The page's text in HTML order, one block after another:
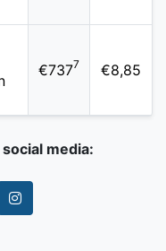
€7377 €8,85
media: